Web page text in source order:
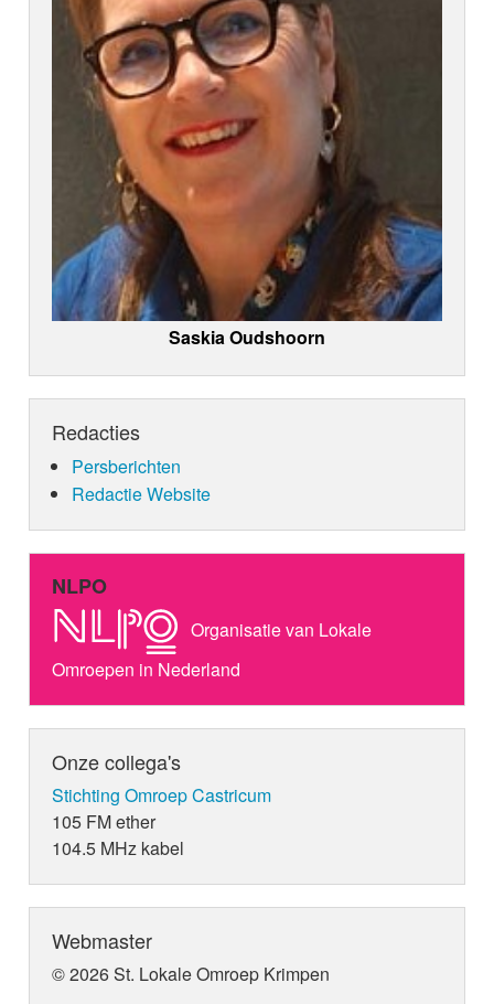
Saskia Oudshoorn
Redacties
Persberichten
Redactie Website
NLPO
Organisatie van Lokale
Omroepen in Nederland
Onze collega's
Stichting Omroep Castricum
105 FM ether
104.5 MHz kabel
Webmaster
© 2026 St. Lokale Omroep Krimpen